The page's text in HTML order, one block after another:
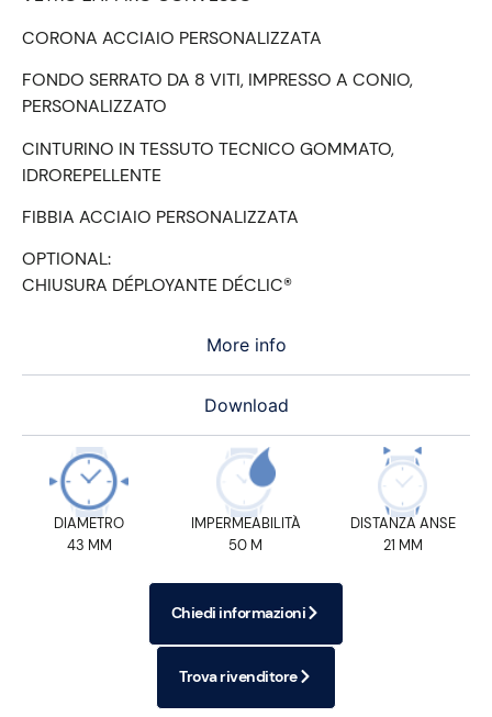
More info
Download
CORONA ACCIAIO PERSONALIZZATA
FONDO SERRATO DA 8 VITI, IMPRESSO A CONIO,
PERSONALIZZATO
CINTURINO IN TESSUTO TECNICO GOMMATO,
IDROREPELLENTE
FIBBIA ACCIAIO PERSONALIZZATA
OPTIONAL:
CHIUSURA DÉPLOYANTE DÉCLIC®
DIAMETRO
43 MM
IMPERMEABILITÀ
50 M
DISTANZA ANSE
21 MM
Chiedi informazioni
Trova rivenditore